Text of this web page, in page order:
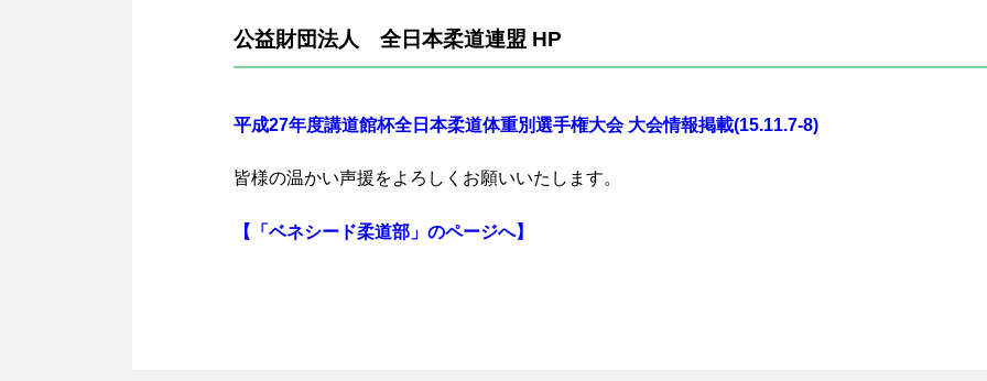
公益財団法人 全日本柔道連盟 HP
平成27年度講道館杯全日本柔道体重別選手権大会 大会情報掲載(15.11.7-8)
皆様の温かい声援をよろしくお願いいたします。
【「ベネシード柔道部」のページへ】